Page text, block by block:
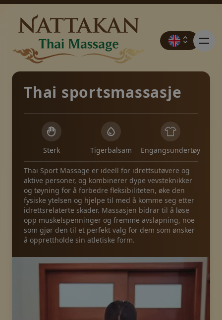
Priser
Booking
Kontakt
Kampanjer
Pakker
Galleri
Nyheter
Thai sportsmassasje
Sterk Tigerbalsam Engangsundertøy
Thai Sport Massage er ideell for idrettsutøvere og
aktive personer, og kombinerer dype vevsteknikker
og tøyning for å forbedre fleksibiliteten, øke den
fysiske ytelsen og hjelpe til med å komme seg etter
idrettsrelaterte skader. Massasjen bidrar til å løse
opp muskelspenninger og fremme avslapning, noe
som gjør den til et perfekt valg for dem som ønsker
å opprettholde sin atletiske form.